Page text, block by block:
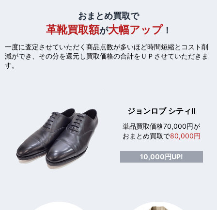
おまとめ買取で
革靴買取額が大幅アップ！
一度に査定させていただく商品点数が多いほど時間短縮とコスト削
減ができ、 その分を還元し買取価格の合計をＵＰさせていただきま
す。
ジョンロブ シティⅡ
単品買取価格70,000円が
おまとめ買取で80,000円
10,000円UP!